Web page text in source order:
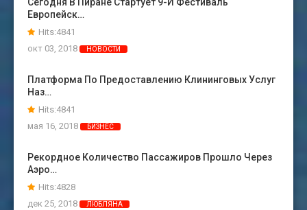
Европейск…
Hits:4841
окт 03, 2018
НОВОСТИ
Платформа По Предоставлению Клининговых Услуг
Наз…
Hits:4841
мая 16, 2018
БИЗНЕС
Рекордное Количество Пассажиров Прошло Через
Аэро…
Hits:4828
дек 25, 2018
ЛЮБЛЯНА